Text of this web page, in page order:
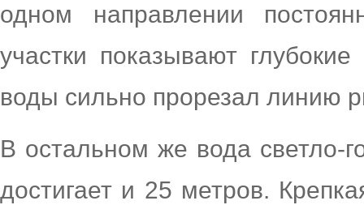
одном направлении
участки показывают
воды сильно прорезал линию
В остальном же вода светло-
достигает и 25 метров.